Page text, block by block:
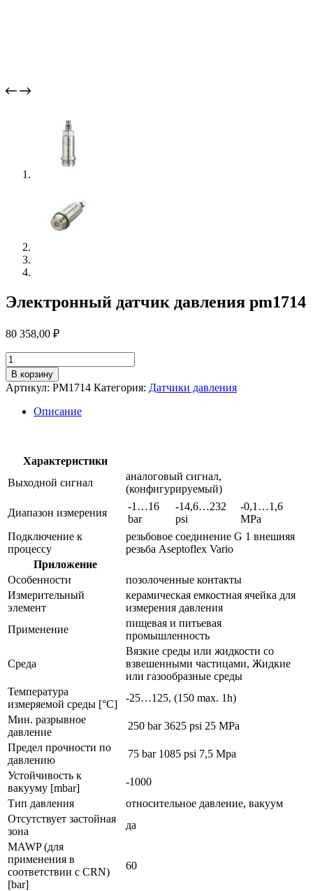
Электронный датчик давления pm1714
80 358,00 ₽
Количество
товара
Электронный
датчик
давления
pm1714
В корзину
Артикул: PM1714 Категория: Датчики давления
Описание
Характеристики
Выходной сигнал
аналоговый сигнал,
(конфигурируемый)
Диапазон измерения
-1…16
bar
-14,6…232
psi
-0,1…1,6
MPa
Подключение к
процессу
резьбовое соединение G 1 внешняя
резьба Aseptoflex Vario
Приложение
Особенности
позолоченные контакты
Измерительный
элемент
керамическая емкостная ячейка для
измерения давления
Применение
пищевая и питьевая
промышленность
Среда
Вязкие среды или жидкости со
взвешенными частицами, Жидкие
или газообразные среды
Температура
измеряемой среды [°C]
-25…125, (150 max. 1h)
Мин. разрывное
давление
250 bar 3625 psi 25 MPa
Предел прочности по
давлению
75 bar 1085 psi 7,5 Mpa
Устойчивость к
вакууму [mbar]
-1000
Тип давления
относительное давление, вакуум
Отсутствует застойная
зона
да
MAWP (для
применения в
соответствии с CRN)
[bar]
60